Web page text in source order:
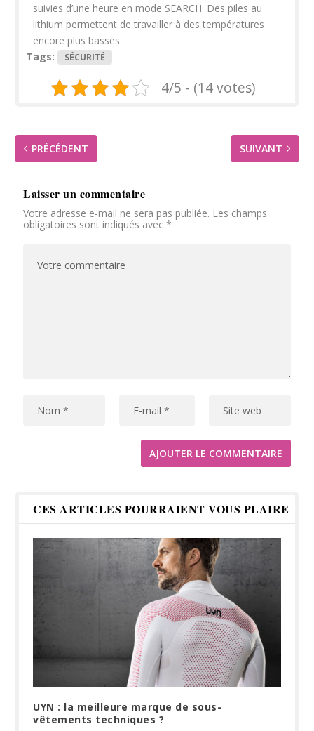
suivies d’une heure en mode SEARCH. Des piles au
lithium permettent de travailler à des températures
encore plus basses.
Tags:
SÉCURITÉ
4/5 - (14 votes)
PRÉCÉDENT SUIVANT
CES ARTICLES POURRAIENT VOUS PLAIRE
UYN : la meilleure marque de sous-
vêtements techniques ?
Laisser un commentaire
Votre adresse e-mail ne sera pas publiée. Les champs
obligatoires sont indiqués avec*